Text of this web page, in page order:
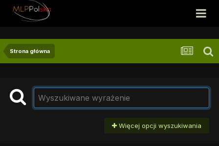
Strona główna
Więcej opcji wyszukiwania